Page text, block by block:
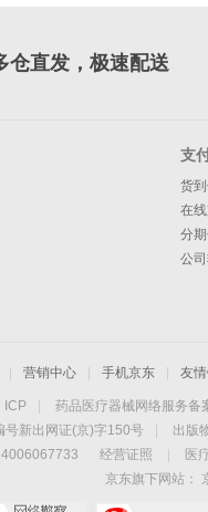
仓直发，极速配送
支
货
在
分
公
营销中心 手机京东 友
ICP 药品医疗器械网络服务备
号新出网证(京)字150号
出版
经营证照 医
京东旗下网站：